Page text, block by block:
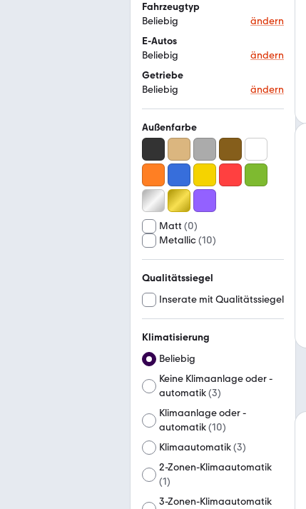
Fahrzeugtyp
Beliebig
ändern
E-Autos
Beliebig
ändern
Getriebe
Beliebig
ändern
Außenfarbe
Matt (0)
Metallic(10)
Qualitätssiegel
Inserate mit Qualitätssiegel
Klimatisierung
Beliebig
Keine Klimaanlage oder -
automatik(3)
Klimaanlage oder -
automatik(10)
Klimaautomatik(3)
2-Zonen-Klimaautomatik
(1)
3-Zonen-Klimaautomatik